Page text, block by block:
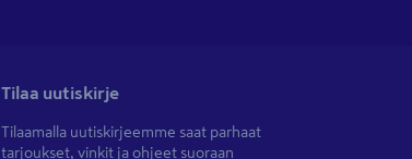
Tilaa uutiskirje
Tilaamalla uutiskirjeemme saat parhaat
tarjoukset, vinkit ja ohjeet suoraan